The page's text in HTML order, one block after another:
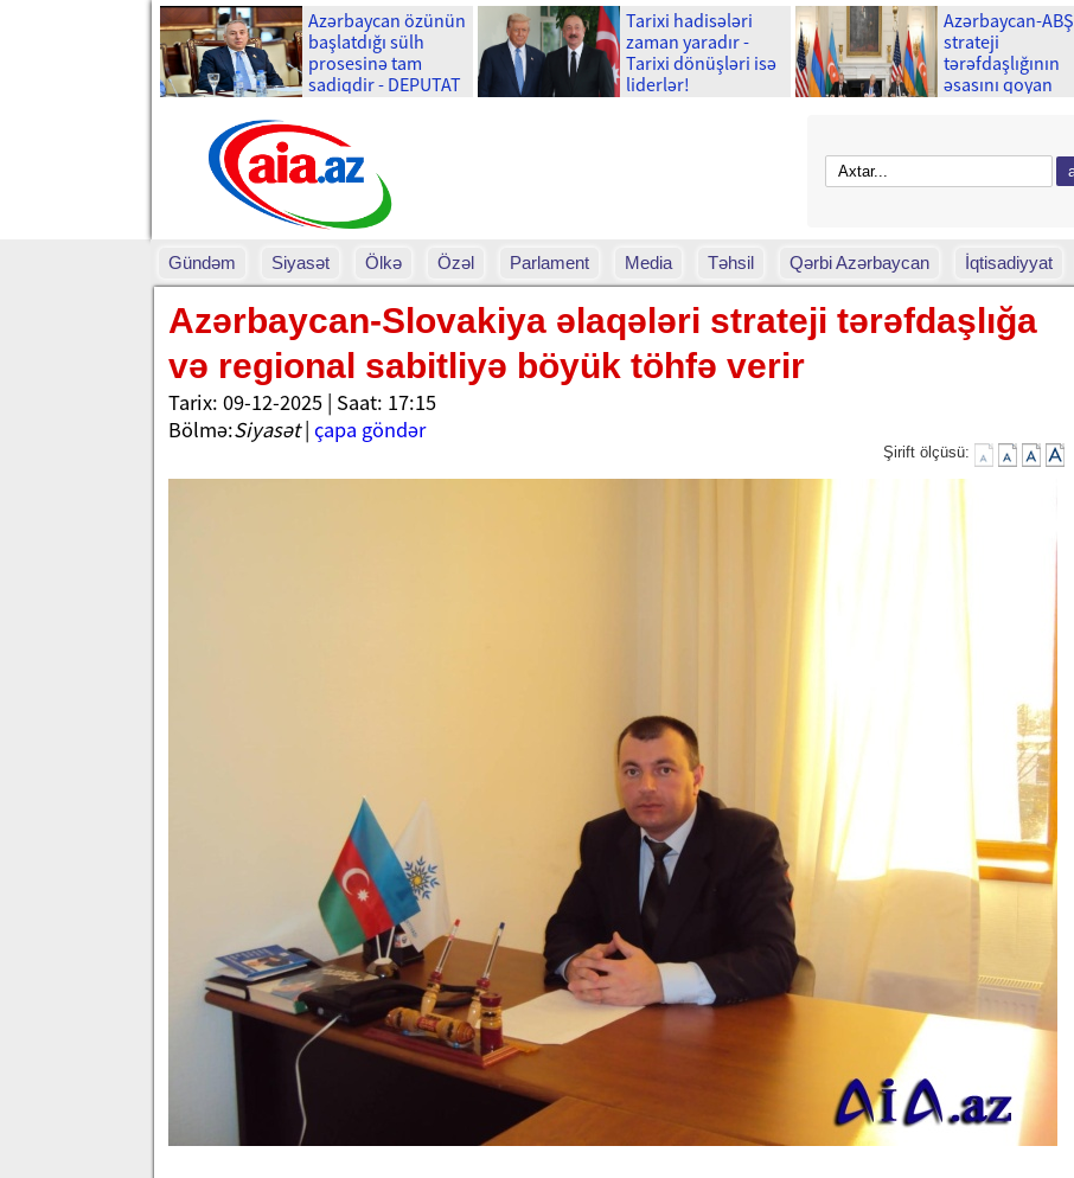
Azərbaycan özünün
başlatdığı sülh
prosesinə tam
sadiqdir - DEPUTAT
Tarixi hadisələri
zaman yaradır -
Tarixi dönüşləri isə
liderlər!
Azərbaycan-ABŞ
strateji
tərəfdaşlığının
əsasını qoyan
Gündəm Siyasət Ölkə Özəl Parlament Media Təhsil Qərbi Azərbaycan İqtisadiyyat
Azərbaycan-Slovakiya əlaqələri strateji tərəfdaşlığa
və regional sabitliyə böyük töhfə verir
Tarix: 09-12-2025 | Saat: 17:15
Bölmə:Siyasət| çapa göndər
Şirift ölçüsü: